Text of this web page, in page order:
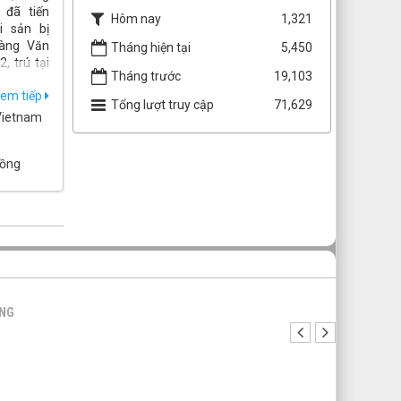
đã tiến
sản bị
Văn
trú tại
tiếp
Hôm nay
1,321
Tháng hiện tại
5,450
Tháng trước
19,103
Tổng lượt truy cập
71,629